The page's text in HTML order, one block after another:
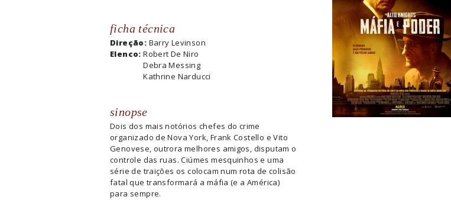
ficha técnica
Direção: Barry Levinson
Elenco:Robert De Niro
Debra Messing
Kathrine Narducci
sinopse
Dois dos mais notórios chefes do crime
organizado de Nova York, Frank Costello e Vito
Genovese, outrora melhores amigos, disputam o
controle das ruas. Ciúmes mesquinhos e uma
série de traições os colocam num rota de colisão
fatal que transformará a máfia (e a América)
para sempre.